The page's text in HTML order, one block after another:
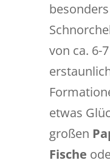
von ca. 6-
etwas
großen
Fische